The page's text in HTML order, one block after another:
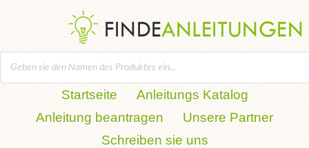
Startseite
Anleitungs Katalog
Anleitung beantragen
Unsere Partner
Schreiben sie uns